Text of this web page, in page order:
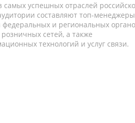
самых успешных отраслей
составляют топ-
и региональных
сетей, а также
технологий и услуг связи.